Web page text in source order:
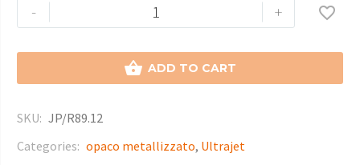
- +
 ADD TO CART

SKU: JP/R89.12
Categories: opaco metallizzato, Ultrajet